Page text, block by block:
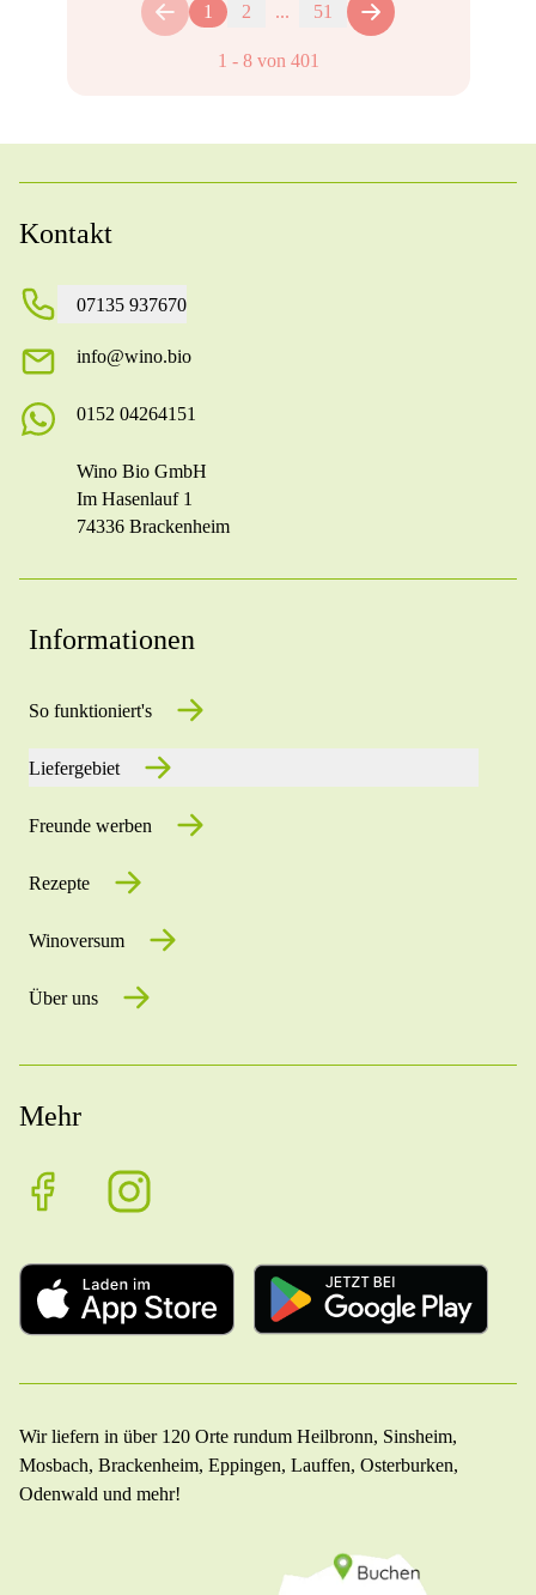
1 2 ... 51
1 - 8von 401
Kontakt
07135 937670
info@wino.bio
0152 04264151
Wino Bio GmbH
Im Hasenlauf 1
74336 Brackenheim
Informationen
So funktioniert's
Liefergebiet
Freunde werben
Rezepte
Winoversum
Über uns
Mehr
Wir liefern in über 120 Orte rundum Heilbronn, Sinsheim,
Mosbach, Brackenheim, Eppingen, Lauffen, Osterburken,
Odenwald und mehr!